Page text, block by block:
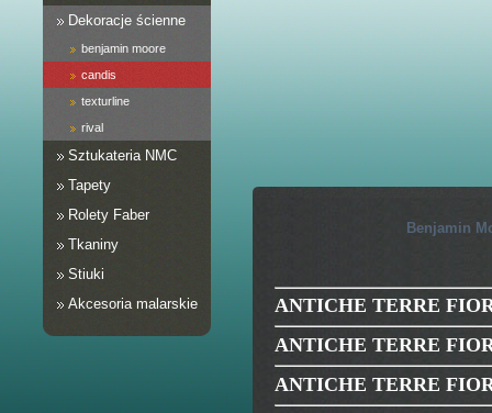
Dekoracje ścienne
benjamin moore
candis
texturline
rival
Sztukateria NMC
Tapety
Rolety Faber
Tkaniny
Stiuki
Akcesoria malarskie
Benjamin
ANTICHE TERRE
ANTICHE TERRE
ANTICHE TERRE